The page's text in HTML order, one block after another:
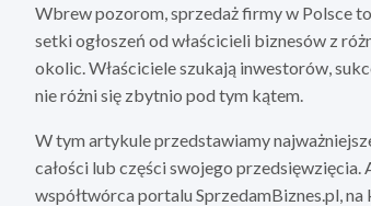
Wbrew pozorom, sprzedaż firmy w Polsce
setki ogłoszeń od właścicieli biznesów z
okolic. Właściciele szukają inwestorów,
nie różni się zbytnio pod tym kątem.
W tym artykule przedstawiamy
całości lub części swojego
współtwórca portalu SprzedamBiznes.pl,